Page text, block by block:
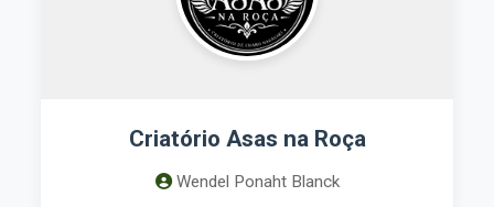
Criatório Asas na Roça
Wendel Ponaht Blanck